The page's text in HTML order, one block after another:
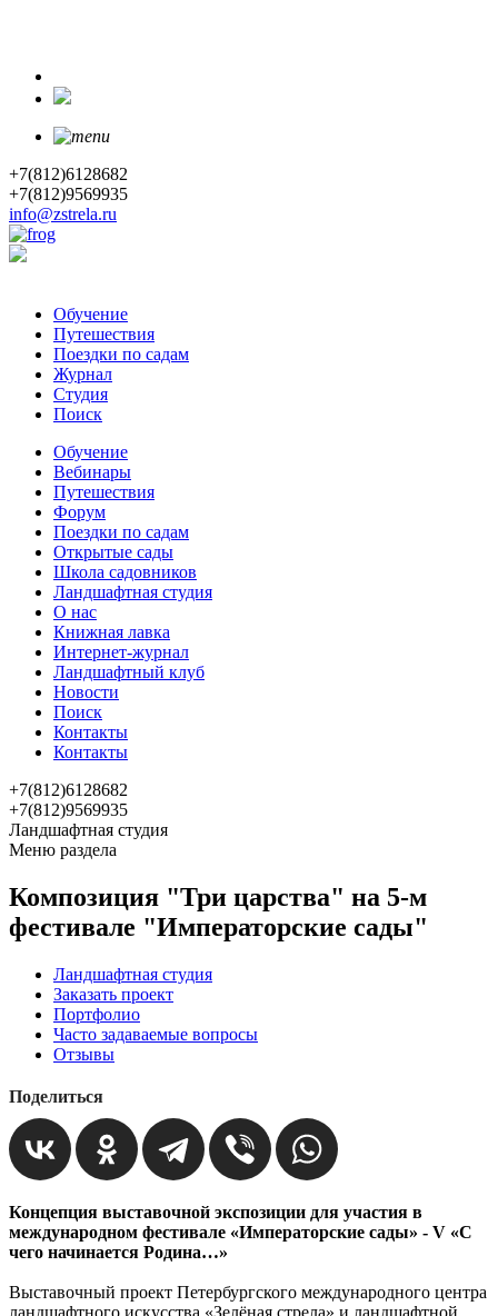
+7(812)6128682
+7(812)9569935
info@zstrela.ru
Обучение
Путешествия
Поездки по садам
Журнал
Студия
Поиск
Обучение
Вебинары
Путешествия
Форум
Поездки по садам
Открытые сады
Школа садовников
Ландшафтная студия
О нас
Книжная лавка
Интернет-журнал
Ландшафтный клуб
Новости
Поиск
Контакты
Контакты
+7(812)6128682
+7(812)9569935
Ландшафтная студия
Меню раздела
Композиция "Три царства" на 5-м
фестивале "Императорские сады"
Ландшафтная студия
Заказать проект
Портфолио
Часто задаваемые вопросы
Отзывы
Поделиться
Концепция выставочной экспозиции для участия в
международном фестивале «Императорские сады» - V «С
чего начинается Родина…»
Выставочный проект Петербургского международного центра
ландшафтного искусства «Зелёная стрела» и ландшафтной